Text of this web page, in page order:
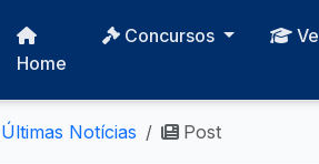
Home
Concursos
Últimas Notícias Post